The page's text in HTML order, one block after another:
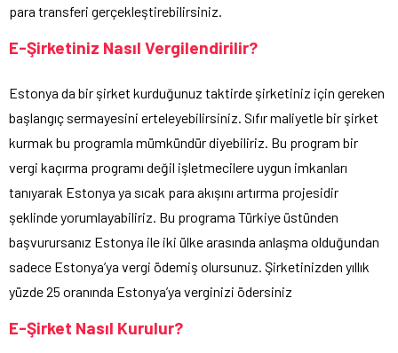
para transferi gerçekleştirebilirsiniz.
E-Şirketiniz Nasıl Vergilendirilir?
Estonya da bir şirket kurduğunuz taktirde şirketiniz için gereken
başlangıç sermayesini erteleyebilirsiniz. Sıfır maliyetle bir şirket
kurmak bu programla mümkündür diyebiliriz. Bu program bir
vergi kaçırma programı değil işletmecilere uygun imkanları
tanıyarak Estonya ya sıcak para akışını artırma projesidir
şeklinde yorumlayabiliriz. Bu programa Türkiye üstünden
başvurursanız Estonya ile iki ülke arasında anlaşma olduğundan
sadece Estonya’ya vergi ödemiş olursunuz. Şirketinizden yıllık
yüzde 25 oranında Estonya’ya verginizi ödersiniz
E-Şirket Nasıl Kurulur?